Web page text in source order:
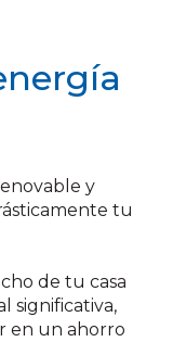
y
tu
de tu casa
significativa,
en un ahorro